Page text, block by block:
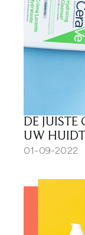
DE JUISTE
UW
01-09-2022